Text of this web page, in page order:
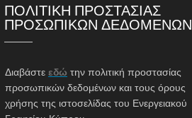
ΠΟΛΙΤΙΚΗ ΠΡΟΣΤΑΣΙΑΣ
ΠΡΟΣΩΠΙΚΩΝ ΔΕΔΟΜΕΝΩΝ
Διαβάστε εδώ την πολιτική προστασίας
προσωπικών δεδομένων και τους όρους
χρήσης της ιστοσελίδας του Ενεργειακού